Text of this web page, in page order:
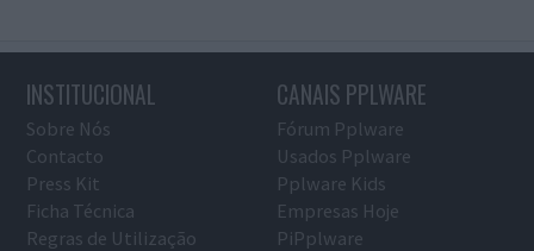
INSTITUCIONAL
Sobre Nós
Contacto
Press Kit
Ficha Técnica
Regras de Utilização
CANAIS PPLWARE
Fórum Pplware
Usados Pplware
Pplware Kids
Empresas Hoje
PiPplware